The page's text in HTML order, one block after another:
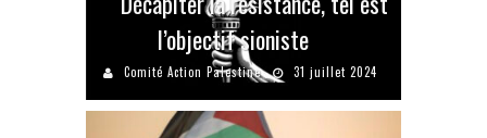
l’objectif sioniste
Comité Action Palestine 31 juillet 2024